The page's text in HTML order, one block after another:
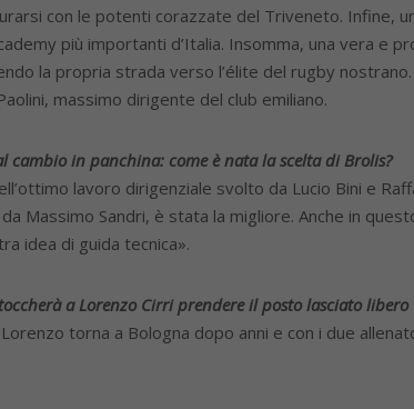
con le potenti corazzate del Triveneto. Infine,
più importanti d’Italia. Insomma, una vera
la propria strada verso l’élite del rugby
massimo dirigente del club emiliano.
cambio in panchina: come è nata la scelta di Brolis?
lavoro dirigenziale svolto da Lucio Bini e
Massimo Sandri, è stata la migliore. Anche in
idea di guida tecnica».
a Lorenzo Cirri prendere il posto lasciato libero
torna a Bologna dopo anni e con i due